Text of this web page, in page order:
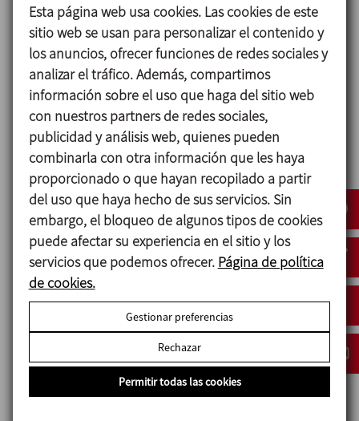
Principio de funcionamiento
Laválvula de presión-vacíopermite la entrada de
aire durante el vaciado para igualar la presión
interna y externa evitando el efecto vacío dentro
del tanque y su deterioro.
En caso de llenado, permite la salida de aire para
evitar el exceso de presión en el interior del tanque
y el hinchamiento del mismo.
Diseño y características
Diámetros disponibles 2" y 2 ½".
Fácil desmontaje.
Construcción de medidas reducidas.
Conexión estándar rosca G (ISO 228).
Esta página web usa cookies. Las cookies de este
sitio web se usan para personalizar el contenido y
los anuncios, ofrecer funciones de redes sociales y
analizar el tráfico. Además, compartimos
información sobre el uso que haga del sitio web
con nuestros partners de redes sociales,
publicidad y análisis web, quienes pueden
combinarla con otra información que les haya
proporcionado o que hayan recopilado a partir
del uso que haya hecho de sus servicios. Sin
embargo, el bloqueo de algunos tipos de cookies
puede afectar su experiencia en el sitio y los
servicios que podemos ofrecer. Página de política
de cookies.
Gestionar preferencias
Rechazar
Permitir todas las cookies